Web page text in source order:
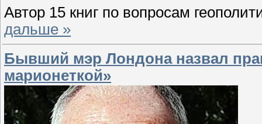
Автор 15 книг по вопросам
дальше »
Бывший мэр Лондона назвал
марионеткой»